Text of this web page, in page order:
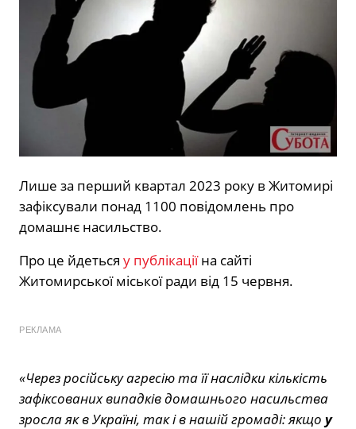
Лише за перший квартал 2023 року в Житомирі
зафіксували понад 1100 повідомлень про
домашнє насильство.
Про це йдеться у публікаціїна сайті
Житомирської міської ради від 15 червня.
РЕКЛАМА
«Через російську агресію та її наслідки кількість
зафіксованих випадків домашнього насильства
зросла як в Україні, так і в нашій громаді: якщо у